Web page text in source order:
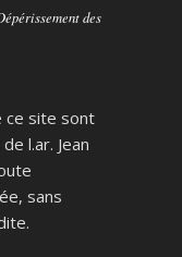
des
ce site sont
l.ar. Jean
sans